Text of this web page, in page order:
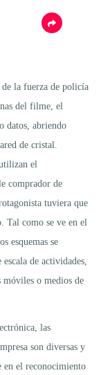
la fuerza de policía
del filme, el
datos, abriendo
de cristal.
el
comprador de
tuviera que
Tal como se ve en el
esquemas se
de actividades,
móviles o medios de
las
son diversas y
en el reconocimiento